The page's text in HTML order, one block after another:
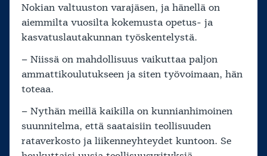
Nokian valtuuston varajäsen, ja hänellä on
aiemmilta vuosilta kokemusta opetus- ja
kasvatuslautakunnan työskentelystä.
– Niissä on mahdollisuus vaikuttaa paljon
ammattikoulutukseen ja siten työvoimaan, hän
toteaa.
– Nythän meillä kaikilla on kunnianhimoinen
suunnitelma, että saataisiin teollisuuden
rataverkosto ja liikenneyhteydet kuntoon. Se